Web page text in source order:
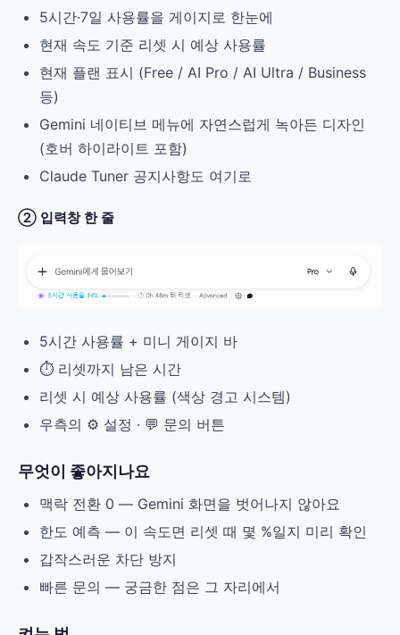
5시간·7일 사용률을 게이지로 한눈에
현재 속도 기준 리셋 시 예상 사용률
현재 플랜 표시 (Free / AI Pro / AI Ultra / Business
등)
Gemini 네이티브 메뉴에 자연스럽게 녹아든 디자인
(호버 하이라이트 포함)
Claude Tuner 공지사항도 여기로
② 입력창 한 줄
5시간 사용률 + 미니 게이지 바
⏱ 리셋까지 남은 시간
리셋 시 예상 사용률 (색상 경고 시스템)
우측의 ⚙️ 설정 · 💬 문의 버튼
무엇이 좋아지나요
맥락 전환 0 — Gemini 화면을 벗어나지 않아요
한도 예측 — 이 속도면 리셋 때 몇 %일지 미리 확인
갑작스러운 차단 방지
빠른 문의 — 궁금한 점은 그 자리에서